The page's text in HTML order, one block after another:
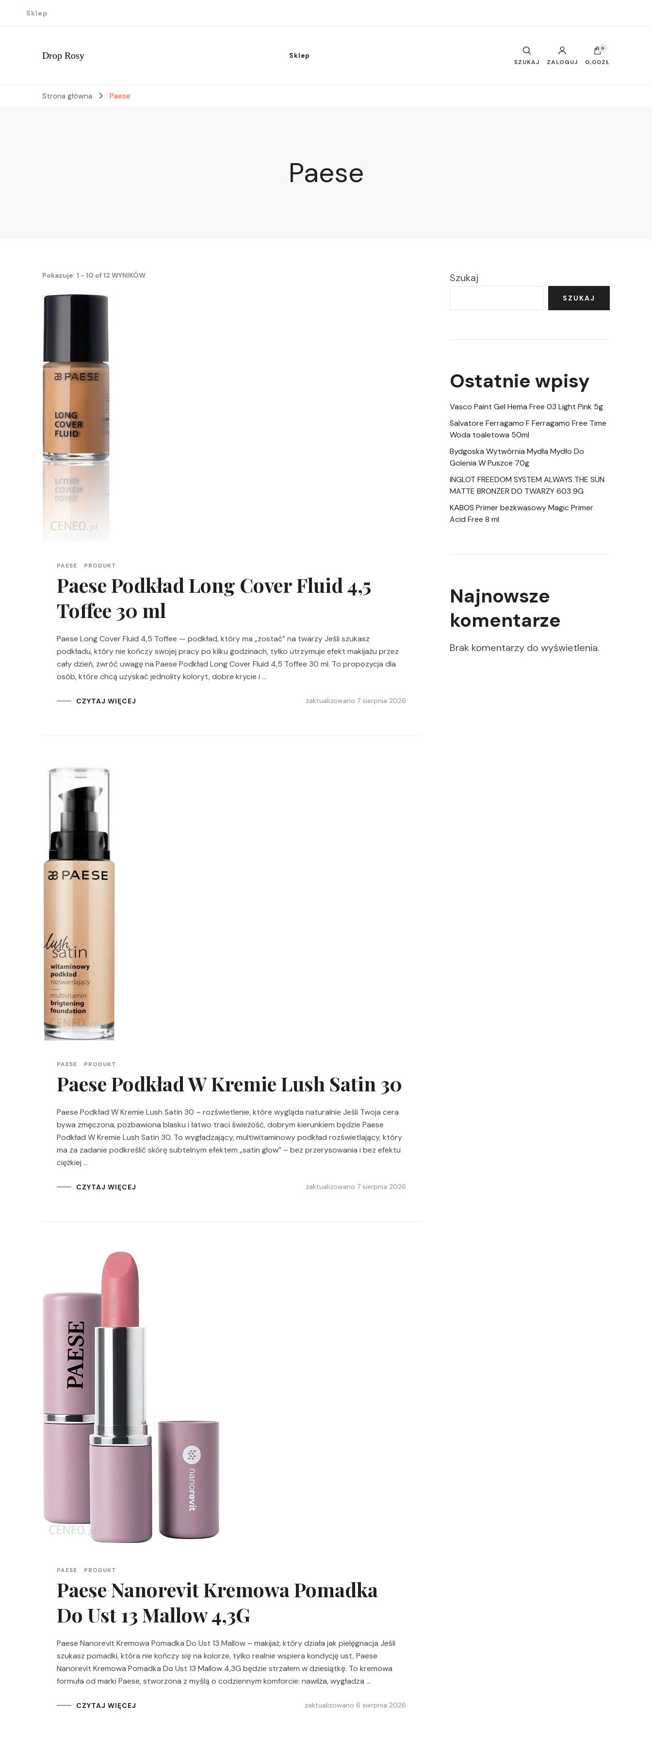
Sklep
Drop Rosy Sklep
SZUKAJ ZALOGUJ
0
0,00ZŁ
Strona główna Paese
Paese
Pokazuje: 1 - 10 of 12 WYNIKÓW
PAESE PRODUKT
Paese Podkład Long Cover Fluid 4,5
Toffee 30 ml
Paese Long Cover Fluid 4,5 Toffee — podkład, który ma „zostać” na twarzy Jeśli szukasz
podkładu, który nie kończy swojej pracy po kilku godzinach, tylko utrzymuje efekt makijażu przez
cały dzień, zwróć uwagę na Paese Podkład Long Cover Fluid 4,5 Toffee 30 ml. To propozycja dla
osób, które chcą uzyskać jednolity koloryt, dobre krycie i …
CZYTAJ WIĘCEJ zaktualizowano 7 sierpnia 2026
PAESE PRODUKT
Paese Podkład W Kremie Lush Satin 30
Paese Podkład W Kremie Lush Satin 30 – rozświetlenie, które wygląda naturalnie Jeśli Twoja cera
bywa zmęczona, pozbawiona blasku i łatwo traci świeżość, dobrym kierunkiem będzie Paese
Podkład W Kremie Lush Satin 30. To wygładzający, multiwitaminowy podkład rozświetlający, który
ma za zadanie podkreślić skórę subtelnym efektem „satin glow” – bez przerysowania i bez efektu
ciężkiej …
CZYTAJ WIĘCEJ zaktualizowano 7 sierpnia 2026
PAESE PRODUKT
Paese Nanorevit Kremowa Pomadka
Do Ust 13 Mallow 4,3G
Paese Nanorevit Kremowa Pomadka Do Ust 13 Mallow – makijaż, który działa jak pielęgnacja Jeśli
szukasz pomadki, która nie kończy się na kolorze, tylko realnie wspiera kondycję ust, Paese
Nanorevit Kremowa Pomadka Do Ust 13 Mallow 4,3G będzie strzałem w dziesiątkę. To kremowa
formuła od marki Paese, stworzona z myślą o codziennym komforcie: nawilża, wygładza …
CZYTAJ WIĘCEJ zaktualizowano 6 sierpnia 2026
Szukaj
SZUKAJ
Ostatnie wpisy
Vasco Paint Gel Hema Free 03 Light Pink 5g
Salvatore Ferragamo F Ferragamo Free Time
Woda toaletowa 50ml
Bydgoska Wytwórnia Mydła Mydło Do
Golenia W Puszce 70g
INGLOT FREEDOM SYSTEM ALWAYS THE SUN
MATTE BRONZER DO TWARZY 603 9G
KABOS Primer bezkwasowy Magic Primer
Acid Free 8 ml
Najnowsze
komentarze
Brak komentarzy do wyświetlenia.